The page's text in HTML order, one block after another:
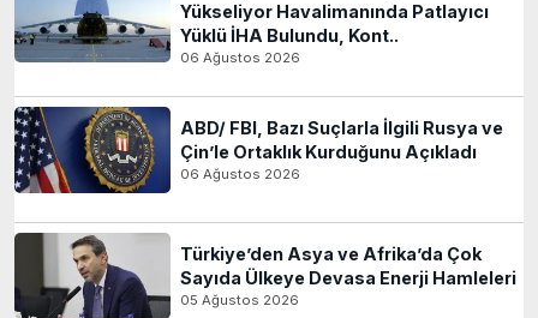
Yükseliyor Havalimanında Patlayıcı
Yüklü İHA Bulundu, Kont..
06 Ağustos 2026
ABD/ FBI, Bazı Suçlarla İlgili Rusya ve
Çin’le Ortaklık Kurduğunu Açıkladı
06 Ağustos 2026
Türkiye’den Asya ve Afrika’da Çok
Sayıda Ülkeye Devasa Enerji Hamleleri
05 Ağustos 2026